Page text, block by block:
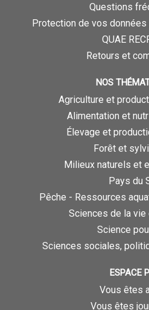
Questions
Protection de vos
QUAE
Retours et
NOS
Agriculture et
Alimentation et
Élevage et
Forêt et
Milieux naturels et
Pays du
Pêche - Ressources
Sciences de la vie
Science
Sciences sociales,
ESPACE
Vous êtes
Vous êtes